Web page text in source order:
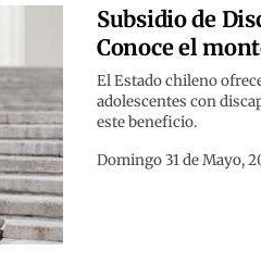
Subsidio de
Conoce el
El Estado chileno
adolescentes con
este beneficio.
Domingo 31 de Mayo,